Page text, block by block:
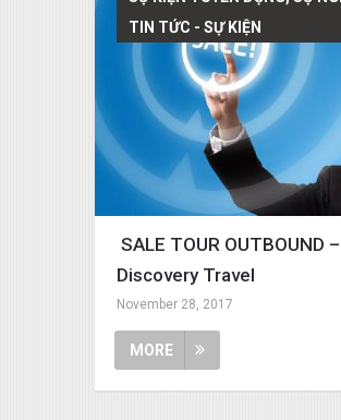
TIN TỨC - SỰ KIỆN
SALE TOUR OUTBOUND
Discovery Travel
November 28, 2017
MORE